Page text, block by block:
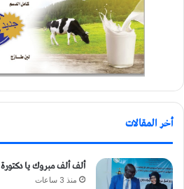
أخر المقالات
ألف ألف مبروك يا دكتورة
منذ 3 ساعات